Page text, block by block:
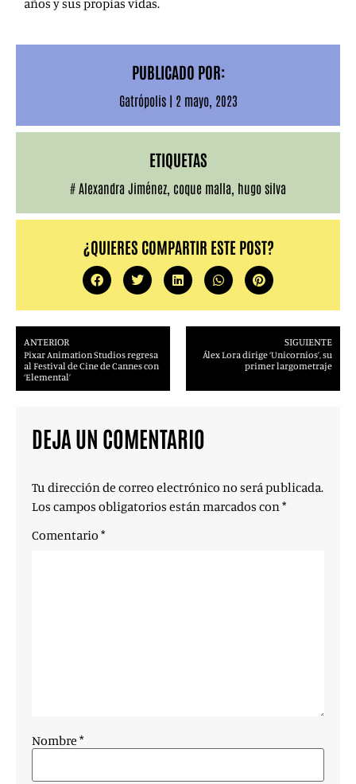
años y sus propias vidas.
PUBLICADO POR:
Gatrópolis | 2 mayo, 2023
ETIQUETAS
# Alexandra Jiménez coque malla hugo silva
¿QUIERES COMPARTIR ESTE POST?
ANTERIOR
Pixar Animation Studios regresa
al Festival de Cine de Cannes con
‘Elemental’
SIGUIENTE
Álex Lora dirige ‘Unicornios’, su
primer largometraje
DEJA UN COMENTARIO
Tu dirección de correo electrónico no será publicada.
Los campos obligatorios están marcados con*
Comentario *
Nombre *